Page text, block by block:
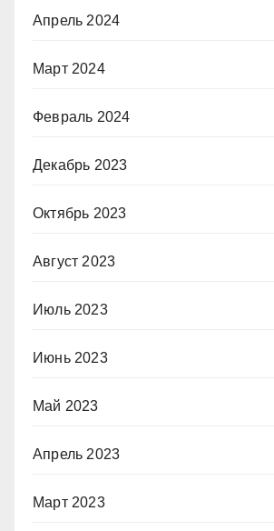
Апрель 2024
Март 2024
Февраль 2024
Декабрь 2023
Октябрь 2023
Август 2023
Июль 2023
Июнь 2023
Май 2023
Апрель 2023
Март 2023